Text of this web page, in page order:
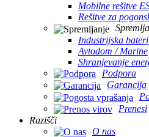
Mobilne rešitve
Rešitve za
Industrijska
Avtodom / Marine
Shranjevanje
Podpora
Garancija
Prenesi
Razišči
O nas